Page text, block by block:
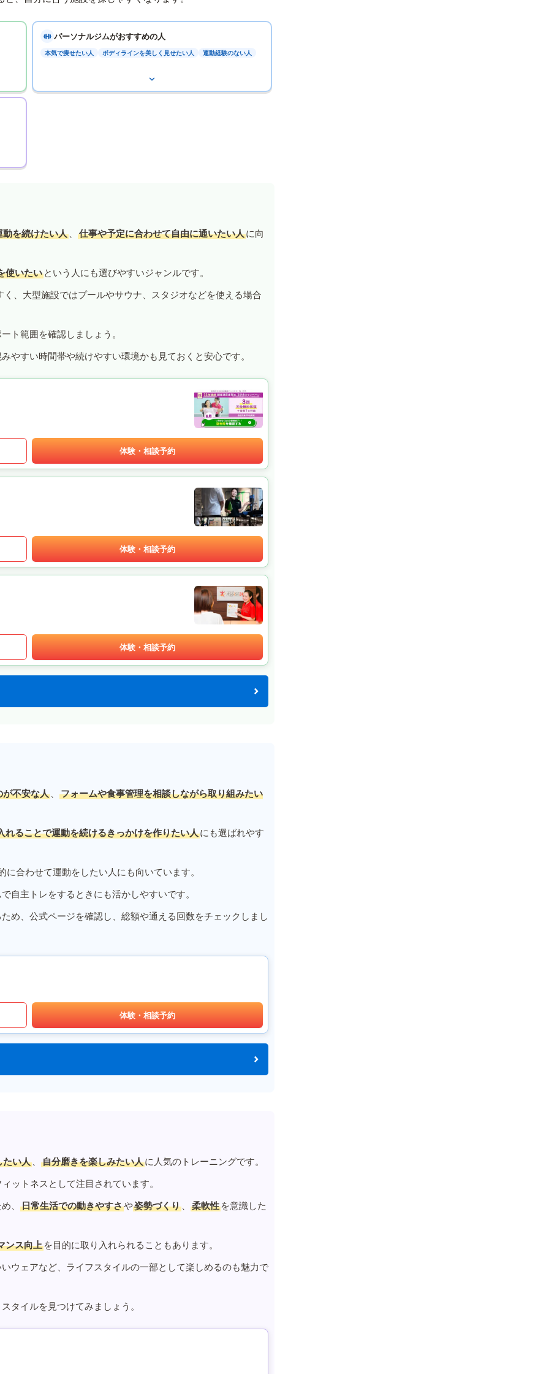
パーソナルジムがおすすめの人
本気で痩せたい人 ボディラインを美しく見せたい人 運動経験のない人
を続けたい人 、 仕事や予定に合わせて自由に通いたい人に向
使いたい という人にも選びやすいジャンルです。
、大型施設ではプールやサウナ、スタジオなどを使える場合
ト範囲を確認しましょう。
やすい時間帯や続けやすい環境かも見ておくと安心です。
体験・相談予約
体験・相談予約
体験・相談予約
が不安な人 、 フォームや食事管理を相談しながら取り組みたい
れることで運動を続けるきっかけを作りたい人にも選ばれやす
に合わせて運動をしたい人にも向いています。
自主トレをするときにも活かしやすいです。
め、公式ページを確認し、総額や通える回数をチェックしまし
体験・相談予約
たい人 、 自分磨きを楽しみたい人に人気のトレーニングです。
ットネスとして注目されています。
、
日常生活での動きやすさや姿勢づくり 、 柔軟性 を意識した
ンス向上 を目的に取り入れられることもあります。
ウェアなど、ライフスタイルの一部として楽しめるのも魅力で
タイルを見つけてみましょう。